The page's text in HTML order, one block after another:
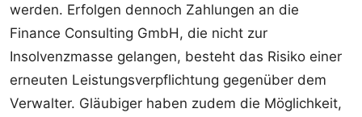
werden. Erfolgen dennoch Zahlungen an die
Finance Consulting GmbH, die nicht zur
Insolvenzmasse gelangen, besteht das Risiko einer
erneuten Leistungsverpflichtung gegenüber dem
Verwalter. Gläubiger haben zudem die Möglichkeit,